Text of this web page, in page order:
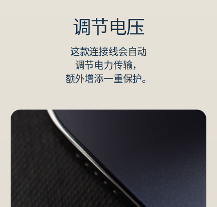
调节电压
这款连接线会自动
调节电力传输，
额外增添一重保护。